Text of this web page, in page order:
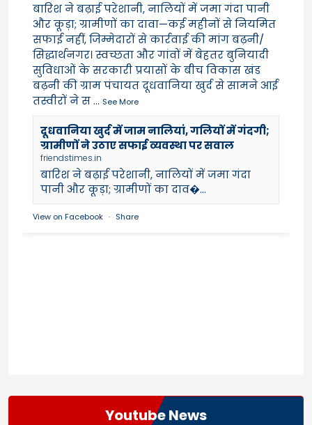
बारिश ने बढ़ाई परेशानी, नालियों में जमा गंदा पानी
और कूड़ा; ग्रामीणों का दावा—कई महीनों से नियमित
सफाई नहीं, जिम्मेदारों से कार्रवाई की मांग बढ़नी/
सिद्धार्थनगर। स्वच्छता और गांवों में बेहतर बुनियादी
सुविधाओं के सरकारी प्रयासों के बीच विकास खंड
बढ़नी की ग्राम पंचायत दूधवानिया खुर्द से सामने आई
तस्वीरों ने स... See More
दूधवानिया खुर्द में जाम नालियां, गलियों में गंदगी;
ग्रामीणों ने उठाए सफाई व्यवस्था पर सवाल
friendstimes.in
बारिश ने बढ़ाई परेशानी, नालियों में जमा गंदा
पानी और कूड़ा; ग्रामीणों का दाव�...
View on Facebook · Share
Youtube News